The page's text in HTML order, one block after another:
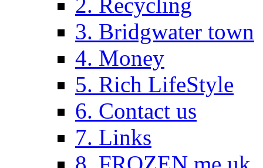
3. Bridgwater town
4. Money
5. Rich LifeStyle
6. Contact us
7. Links